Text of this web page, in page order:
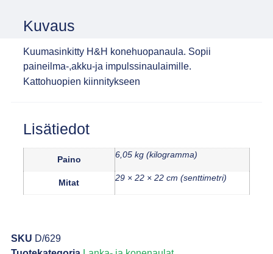
Kuvaus
Kuumasinkitty H&H konehuopanaula. Sopii
paineilma-,akku-ja impulssinaulaimille.
Kattohuopien kiinnitykseen
Lisätiedot
Paino 6,05 kg (kilogramma)
Mitat 29 × 22 × 22 cm (senttimetri)
SKU D/629